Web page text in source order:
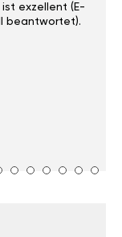
exzellent (E-
beantwortet).